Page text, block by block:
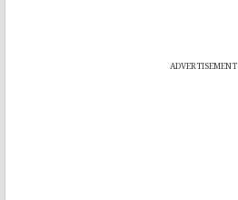
ADVERTISEMENT